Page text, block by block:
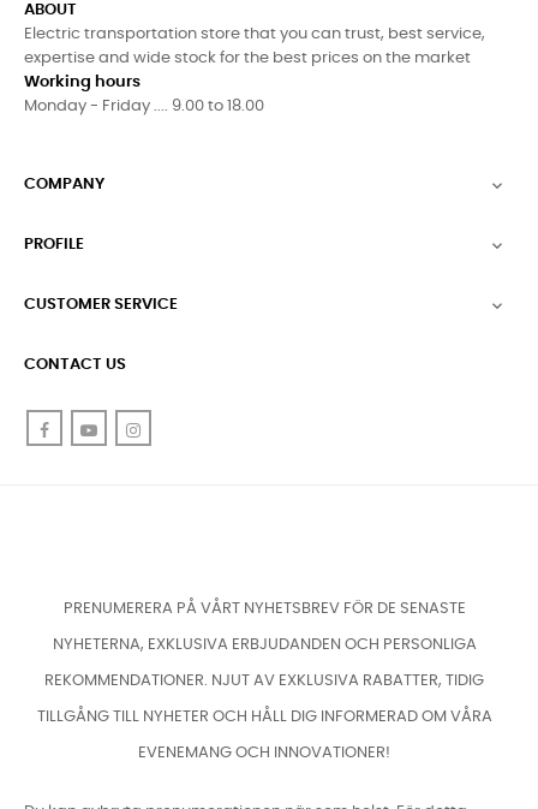
ABOUT
Electric transportation store that you can trust, best service,
expertise and wide stock for the best prices on the market
Working hours
Monday - Friday .... 9.00 to 18.00
COMPANY 
PROFILE 
CUSTOMER SERVICE 
CONTACT US
FacebookYouTube
PRENUMERERA PÅ VÅRT NYHETSBREV FÖR DE SENASTE
NYHETERNA, EXKLUSIVA ERBJUDANDEN OCH PERSONLIGA
REKOMMENDATIONER. NJUT AV EXKLUSIVA RABATTER, TIDIG
TILLGÅNG TILL NYHETER OCH HÅLL DIG INFORMERAD OM VÅRA
EVENEMANG OCH INNOVATIONER!